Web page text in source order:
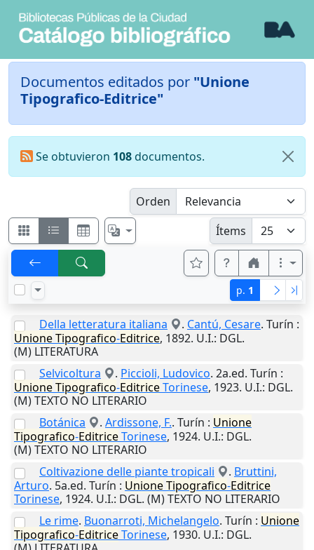
Documentos editados por "Unione
Tipografico-Editrice"
Se obtuvieron 108documentos.
Orden
Ítems
p. 1
Della letteratura italiana . Cantú, Cesare. Turín :
UnioneTipografico-Editrice, 1892. U.I.: DGL.
(M) LITERATURA
Selvicoltura
. Piccioli, Ludovico. 2a.ed. Turín :
UnioneTipografico-EditriceTorinese, 1923. U.I.: DGL.
(M) TEXTO NO LITERARIO
Botánica
. Ardissone, F.. Turín : Unione
Tipografico-EditriceTorinese, 1924. U.I.: DGL.
(M) TEXTO NO LITERARIO
Coltivazione delle piante tropicali
. Bruttini,
Arturo. 5a.ed. Turín : UnioneTipografico-Editrice
Torinese, 1924. U.I.: DGL. (M) TEXTO NO LITERARIO
Le rime. Buonarroti, Michelangelo. Turín : Unione
Tipografico-EditriceTorinese, 1930. U.I.: DGL.